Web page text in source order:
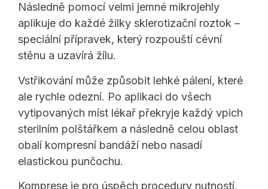
Následně pomocí velmi jemné mikrojehly
aplikuje do každé žilky sklerotizační roztok –
speciální přípravek, který rozpouští cévní
stěnu a uzavírá žílu.
Vstřikování může způsobit lehké pálení, které
ale rychle odezní. Po aplikaci do všech
vytipovaných míst lékař překryje každý vpich
sterilním polštářkem a následně celou oblast
obalí kompresní bandáží nebo nasadí
elastickou punčochu.
Komprese je pro úspěch procedury nutností,